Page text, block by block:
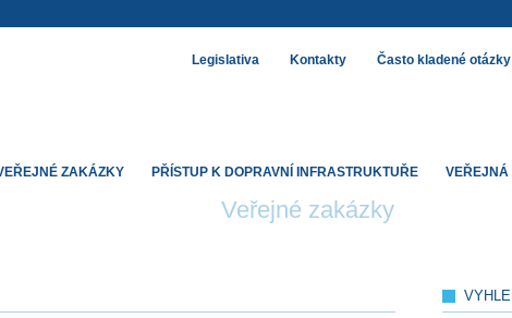
Veřejné zakázky
ZAKÁZKY PŘÍSTUP K DOPRAVNÍ INFRASTRUKTUŘE VEŘEJNÁ
Legislativa Kontakty Často kladené otázky